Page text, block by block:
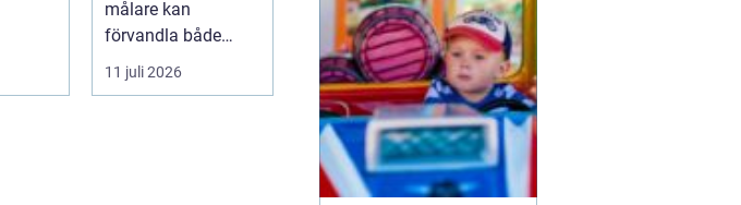
målare kan
förvandla både
bostad och
arbetsplats på kort
11 juli 2026
När fler söker sig mot
nat...